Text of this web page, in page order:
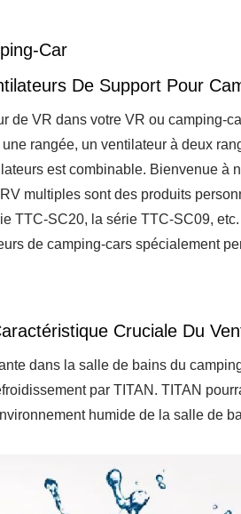
Car
De Support Pour
de VR dans votre VR ou camping-
rangée, un ventilateur à deux
est combinable. Bienvenue à
multiples sont des produits
TTC-SC20, la série TTC-SC09,
de camping-cars spécialement
Cruciale Du
dans la salle de bains du
par TITAN. TITAN
humide de la salle de
Ventilateur Étanche IP55